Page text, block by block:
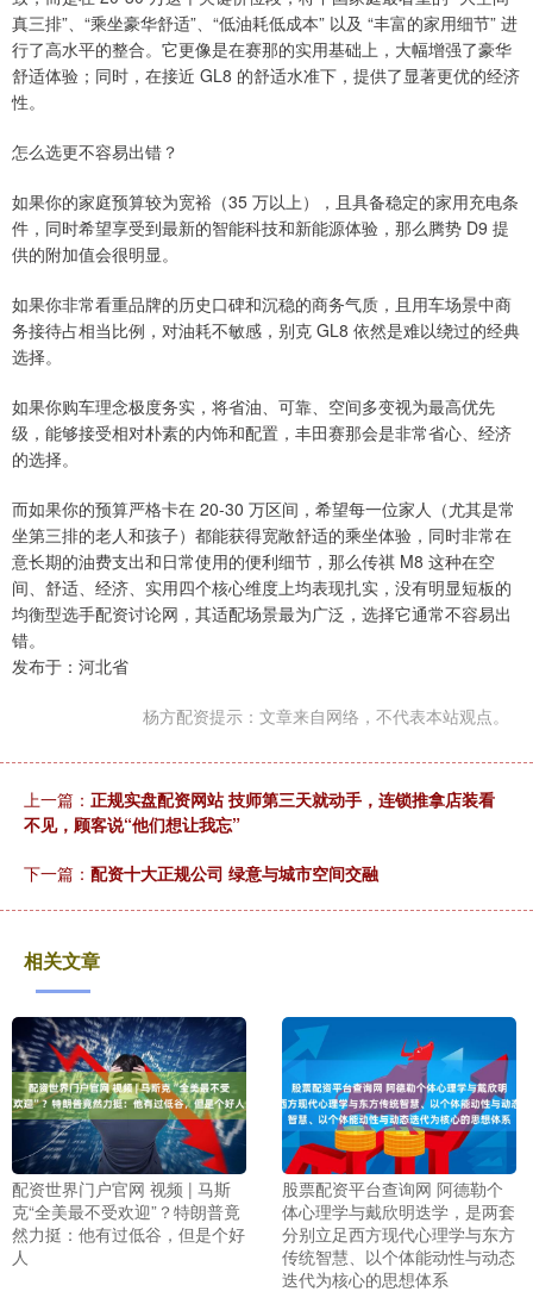
真三排”、“乘坐豪华舒适”、“低油耗低成本” 以及 “丰富的家用细节” 进
行了高水平的整合。它更像是在赛那的实用基础上，大幅增强了豪华
舒适体验；同时，在接近 GL8 的舒适水准下，提供了显著更优的经济
性。
怎么选更不容易出错？
如果你的家庭预算较为宽裕（35 万以上），且具备稳定的家用充电条
件，同时希望享受到最新的智能科技和新能源体验，那么腾势 D9 提
供的附加值会很明显。
如果你非常看重品牌的历史口碑和沉稳的商务气质，且用车场景中商
务接待占相当比例，对油耗不敏感，别克 GL8 依然是难以绕过的经典
选择。
如果你购车理念极度务实，将省油、可靠、空间多变视为最高优先
级，能够接受相对朴素的内饰和配置，丰田赛那会是非常省心、经济
的选择。
而如果你的预算严格卡在 20-30 万区间，希望每一位家人（尤其是常
坐第三排的老人和孩子）都能获得宽敞舒适的乘坐体验，同时非常在
意长期的油费支出和日常使用的便利细节，那么传祺 M8 这种在空
间、舒适、经济、实用四个核心维度上均表现扎实，没有明显短板的
均衡型选手配资讨论网，其适配场景最为广泛，选择它通常不容易出
错。
发布于：河北省
杨方配资提示：文章来自网络，不代表本站观点。
上一篇： 正规实盘配资网站 技师第三天就动手，连锁推拿店装看
不见，顾客说“他们想让我忘”
下一篇： 配资十大正规公司 绿意与城市空间交融
相关文章
配资世界门户官网 视频 | 马斯
克“全美最不受欢迎”？特朗普竟
然力挺：他有过低谷，但是个好
人
股票配资平台查询网 阿德勒个
体心理学与戴欣明迭学，是两套
分别立足西方现代心理学与东方
传统智慧、以个体能动性与动态
迭代为核心的思想体系